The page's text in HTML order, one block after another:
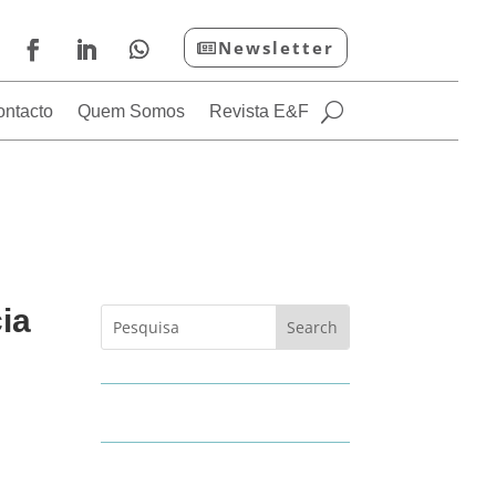
Newsletter
Quem Somos Revista E&F